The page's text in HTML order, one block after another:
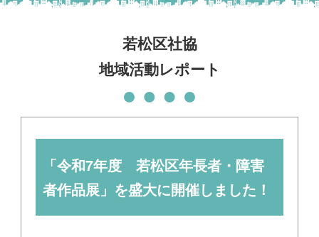
若松区社協
地域活動レポート
「令和7年度 若松区年長者・障害
者作品展」を盛大に開催しました！